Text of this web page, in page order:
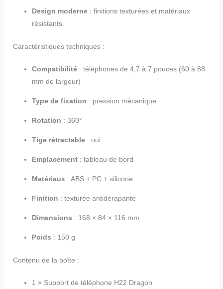
Design moderne: finitions texturées et matériaux
résistants.
Caractéristiques techniques :
Compatibilité: téléphones de 4,7 à 7 pouces (60 à 88
mm de largeur)
Type de fixation : pression mécanique
Rotation : 360°
Tige rétractable: oui
Emplacement: tableau de bord
Matériaux : ABS + PC + silicone
Finition : texturée antidérapante
Dimensions : 168 × 84 × 116 mm
Poids : 150 g
Contenu de la boîte :
1 × Support de téléphone H22 Dragon